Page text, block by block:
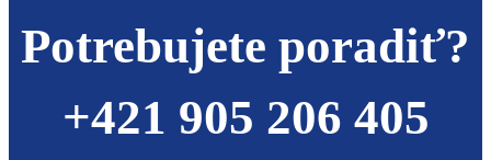
Potrebujete poradiť?
+421 905 206 405